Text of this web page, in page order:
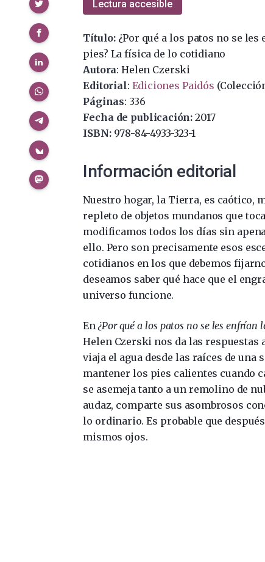
Lectura accesible
Título:¿Por qué a los patos no se les
pies? La física de lo cotidiano
Autora: Helen Czerski
Editorial: Ediciones Paidós
Páginas: 336
Fecha de publicación:2017
ISBN:978-84-4933-323-1
Información editorial
Nuestro hogar, la Tierra, es caótico,
repleto de objetos mundanos que
modificamos todos los días sin
ello. Pero son precisamente esos
cotidianos en los que debemos
deseamos saber qué hace que el
universo funcione.
En¿Por qué a los patos no se les enfrían
Helen Czerski nos da las respuestas
viaja el agua desde las raíces de una
mantener los pies calientes cuando
se asemeja tanto a un remolino de
audaz, comparte sus asombrosos
lo ordinario. Es probable que
mismos ojos.